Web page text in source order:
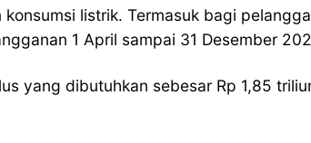
listrik. Termasuk bagi
1 April sampai 31 Desember
yang dibutuhkan sebesar Rp 1,85